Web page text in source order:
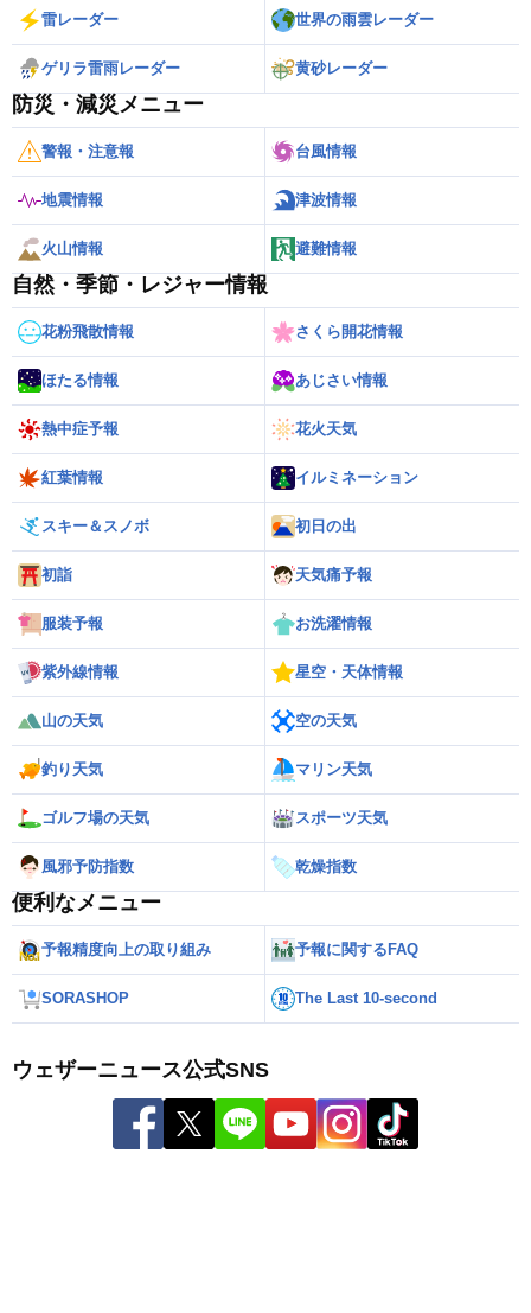
雷レーダー 世界の雨雲レーダー
ゲリラ雷雨レーダー 黄砂レーダー
防災・減災メニュー
警報・注意報 台風情報
地震情報 津波情報
火山情報 避難情報
自然・季節・レジャー情報
花粉飛散情報 さくら開花情報
ほたる情報 あじさい情報
熱中症予報 花火天気
紅葉情報 イルミネーション
スキー＆スノボ 初日の出
初詣 天気痛予報
服装予報 お洗濯情報
紫外線情報 星空・天体情報
山の天気 空の天気
釣り天気 マリン天気
ゴルフ場の天気 スポーツ天気
風邪予防指数 乾燥指数
便利なメニュー
予報精度向上の取り組み 予報に関するFAQ
SORASHOP The Last 10-second
ウェザーニュース公式SNS